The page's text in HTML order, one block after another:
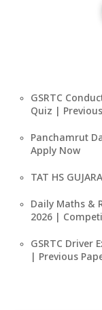
GSRTC
Quiz |
Panchamrut
Apply Now
TAT HS
Daily Maths &
2026 |
GSRTC Driver
| Previous